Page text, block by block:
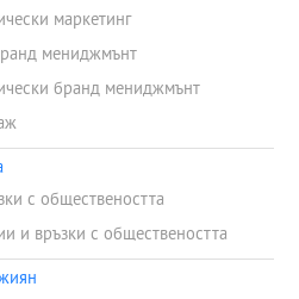
маркетинг
мениджмънт
бранд мениджмънт
с обществеността
и връзки с обществеността